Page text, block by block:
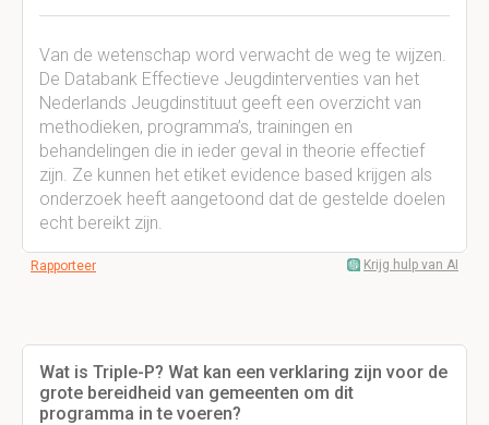
Van de wetenschap word verwacht de weg te wijzen.
De Databank Effectieve Jeugdinterventies van het
Nederlands Jeugdinstituut geeft een overzicht van
methodieken, programma’s, trainingen en
behandelingen die in ieder geval in theorie effectief
zijn. Ze kunnen het etiket evidence based krijgen als
onderzoek heeft aangetoond dat de gestelde doelen
echt bereikt zijn.
Rapporteer Krijg hulp van AI
Wat is Triple-P? Wat kan een verklaring zijn voor de
grote bereidheid van gemeenten om dit
programma in te voeren?